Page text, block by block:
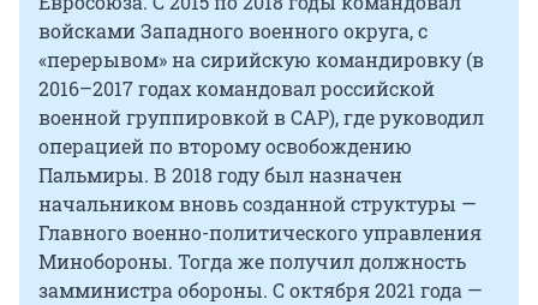
войсками Западного военного округа, с
«перерывом» на сирийскую командировку (в
2016–2017 годах командовал российской
военной группировкой в САР), где руководил
операцией по второму освобождению
Пальмиры. В 2018 году был назначен
начальником вновь созданной структуры —
Главного военно-политического управления
Минобороны. Тогда же получил должность
замминистра обороны. С октября 2021 года —